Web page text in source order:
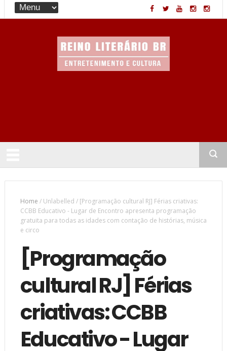
Home /Unlabelled / [Programação cultural RJ] Férias criativas:
CCBB Educativo - Lugar de Encontro apresenta programação
gratuita para todas as idades com contação de histórias, música
e circo
[Programação
cultural RJ] Férias
criativas: CCBB
Educativo - Lugar